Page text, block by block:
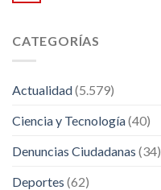
CATEGORÍAS
Actualidad(5.579)
Ciencia y Tecnología(40)
Denuncias Ciudadanas (34)
Deportes (62)